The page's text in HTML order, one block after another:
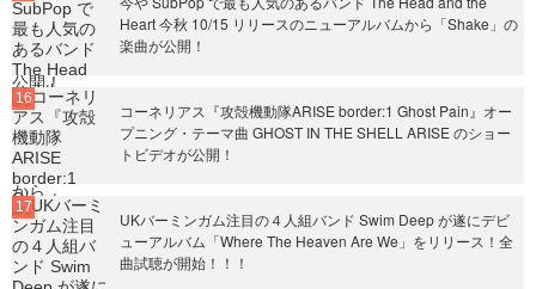
Heart 今秋 10/15 リリースのニューアルバムから「Shake」の
楽曲が公開！
コーネリアス『攻殻機動隊ARISE border:1 Ghost Pain』オー
プニング・テーマ曲 GHOST IN THE SHELL ARISE のショー
トビデオが公開！
UKバーミンガム注目の４人組バンド Swim Deep が遂にデビ
ューアルバム「Where The Heaven Are We」をリリース！全
曲試聴が開始！！！